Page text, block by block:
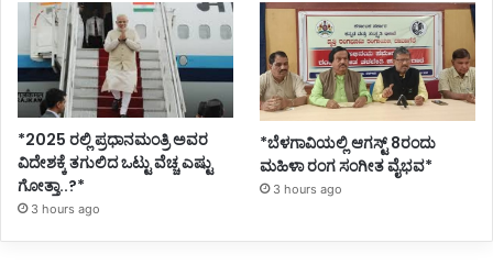
*2025 ರಲ್ಲಿ ಪ್ರಧಾನಮಂತ್ರಿ ಅವರ
ವಿದೇಶಕ್ಕೆ ತಗುಲಿದ ಒಟ್ಟು ವೆಚ್ಚ ಎಷ್ಟು
ಗೋತ್ತಾ..?*
3 hours ago
*ಬೆಳಗಾವಿಯಲ್ಲಿ ಆಗಸ್ಟ್ 8ರಂದು
ಮಹಿಳಾ ರಂಗ ಸಂಗೀತ ವೈಭವ*
3 hours ago